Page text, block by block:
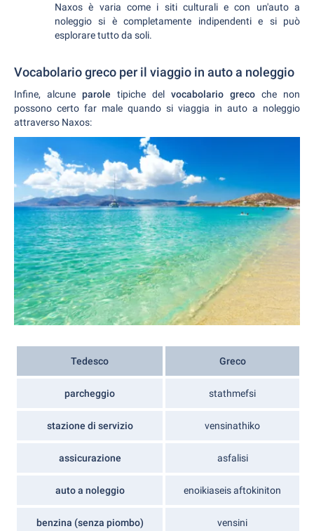
Naxos è varia come i siti culturali e con un'auto a
noleggio si è completamente indipendenti e si può
esplorare tutto da soli.
Vocabolario greco per il viaggio in auto a noleggio
Infine, alcune parole tipiche del vocabolario greco che non
possono certo far male quando si viaggia in auto a noleggio
attraverso Naxos:
Tedesco Greco
parcheggio stathmefsi
stazione di servizio vensinathiko
assicurazione asfalisi
auto a noleggio enoikiaseis aftokiniton
benzina (senza piombo) vensini